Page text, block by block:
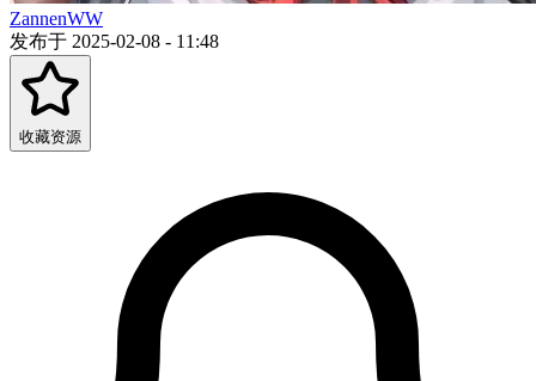
ZannenWW
发布于 2025-02-08 - 11:48
收藏资源